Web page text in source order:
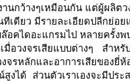
านกว้างๆเหมือนกัน แต่ผู้ผลิ
เดียว มีรายละเอียดปลีกย่อ
ล๊อคไดอะแกรมไป หลายครั้
มื่อวงจรเสียแบบต่างๆ สำหรั
จรหลักและอาการเสียของยี่
งได้ ส่วนตัวเราเองจะมีประ